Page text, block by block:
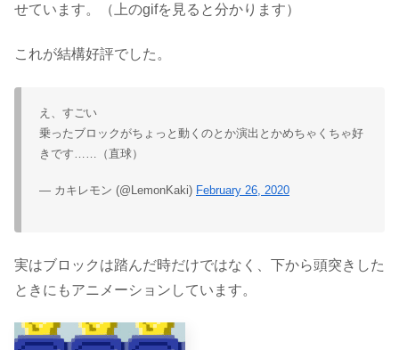
せています。（上のgifを見ると分かります）
これが結構好評でした。
え、すごい
乗ったブロックがちょっと動くのとか演出とかめちゃくちゃ好
きです……（直球）
— カキレモン (@LemonKaki) February 26, 2020
実はブロックは踏んだ時だけではなく、下から頭突きした
ときにもアニメーションしています。